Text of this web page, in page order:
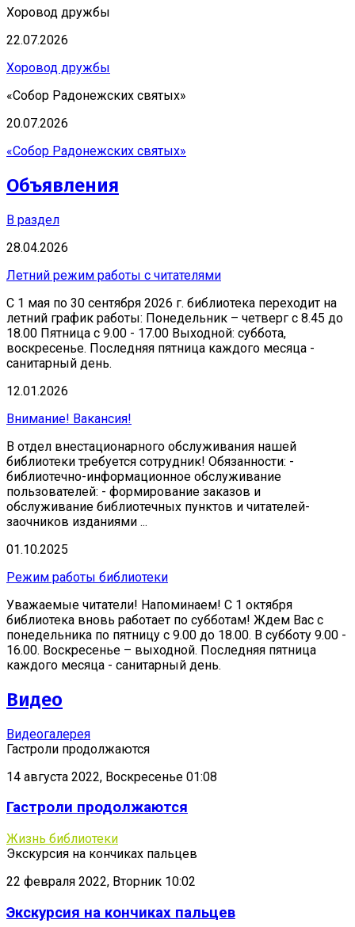
Хоровод дружбы
22.07.2026
Хоровод дружбы
«Собор Радонежских святых»
20.07.2026
«Собор Радонежских святых»
Объявления
В раздел
28.04.2026
Летний режим работы с читателями
С 1 мая по 30 сентября 2026 г. библиотека переходит на
летний график работы: Понедельник – четверг с 8.45 до
18.00 Пятница с 9.00 - 17.00 Выходной: суббота,
воскресенье. Последняя пятница каждого месяца -
санитарный день.
12.01.2026
Внимание! Вакансия!
В отдел внестационарного обслуживания нашей
библиотеки требуется сотрудник! Обязанности: -
библиотечно-информационное обслуживание
пользователей: - формирование заказов и
обслуживание библиотечных пунктов и читателей-
заочников изданиями ...
01.10.2025
Режим работы библиотеки
Уважаемые читатели! Напоминаем! С 1 октября
библиотека вновь работает по субботам! Ждем Вас с
понедельника по пятницу с 9.00 до 18.00. В субботу 9.00 -
16.00. Воскресенье – выходной. Последняя пятница
каждого месяца - санитарный день.
Видео
Видеогалерея
Гастроли продолжаются
14 августа 2022, Воскресенье 01:08
Гастроли продолжаются
Жизнь библиотеки
Экскурсия на кончиках пальцев
22 февраля 2022, Вторник 10:02
Экскурсия на кончиках пальцев